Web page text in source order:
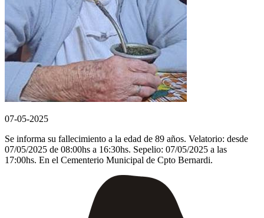
07-05-2025
Se informa su fallecimiento a la edad de 89 años. Velatorio: desde
07/05/2025 de 08:00hs a 16:30hs. Sepelio: 07/05/2025 a las
17:00hs. En el Cementerio Municipal de Cpto Bernardi.